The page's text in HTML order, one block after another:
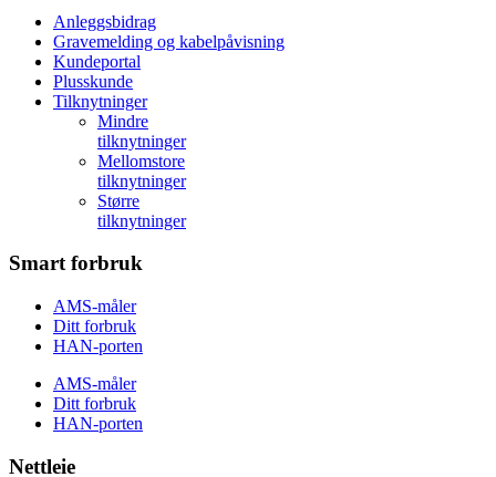
Anleggsbidrag
Gravemelding og kabelpåvisning
Kundeportal
Plusskunde
Tilknytninger
Mindre
tilknytninger
Mellomstore
tilknytninger
Større
tilknytninger
Smart forbruk
AMS-måler
Ditt forbruk
HAN-porten
AMS-måler
Ditt forbruk
HAN-porten
Nettleie